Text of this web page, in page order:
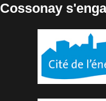
Cossonay